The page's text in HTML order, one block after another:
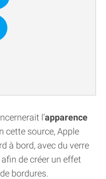
l’apparence
cette source, Apple
à bord, avec du verre
de créer un effet
bordures.